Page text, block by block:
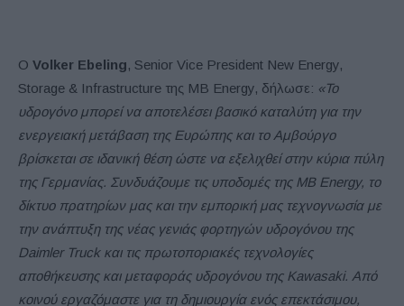
Ο Volker Ebeling, Senior Vice President New Energy,
Storage & Infrastructure της MB Energy, δήλωσε: «Το
υδρογόνο μπορεί να αποτελέσει βασικό καταλύτη για την
ενεργειακή μετάβαση της Ευρώπης και το Αμβούργο
βρίσκεται σε ιδανική θέση ώστε να εξελιχθεί στην κύρια πύλη
της Γερμανίας. Συνδυάζουμε τις υποδομές της MB Energy, το
δίκτυο πρατηρίων μας και την εμπορική μας τεχνογνωσία με
την ανάπτυξη της νέας γενιάς φορτηγών υδρογόνου της
Daimler Truck και τις πρωτοποριακές τεχνολογίες
αποθήκευσης και μεταφοράς υδρογόνου της Kawasaki. Από
κοινού εργαζόμαστε για τη δημιουργία ενός επεκτάσιμου,